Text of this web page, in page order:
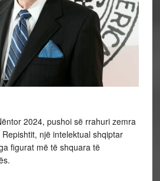
2024, pushoi së rrahuri zemra
një intelektual shqiptar
figurat më të shquara të